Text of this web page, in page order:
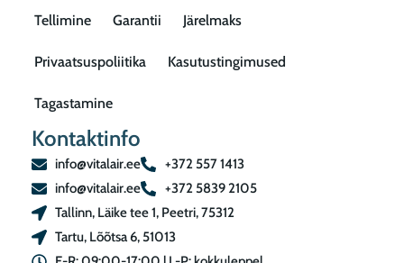
Tellimine Garantii Järelmaks
Privaatsuspoliitika Kasutustingimused
Tagastamine
Kontaktinfo
info@vitalair.ee
+372 557 1413
info@vitalair.ee
+372 5839 2105
Tallinn, Läike tee 1, Peetri, 75312
Tartu, Lõõtsa 6, 51013